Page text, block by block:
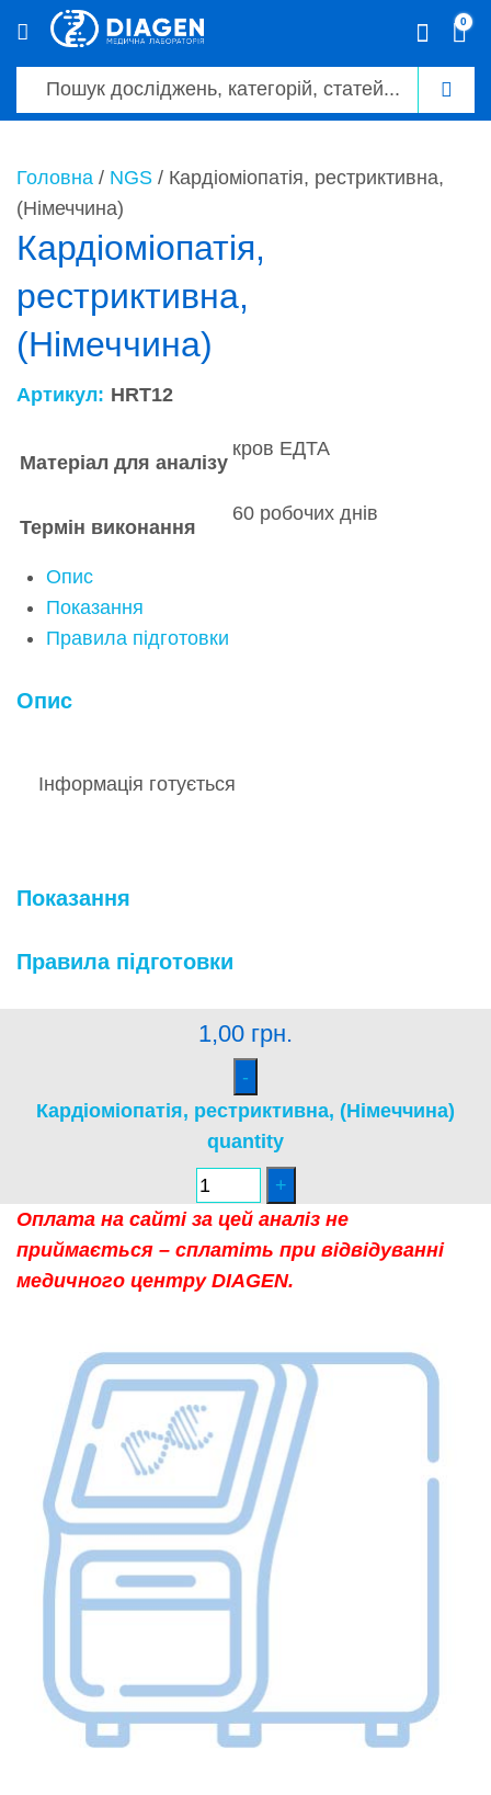
0
Головна / NGS / Кардіоміопатія, рестриктивна,
(Німеччина)
Кардіоміопатія,
рестриктивна,
(Німеччина)
Артикул: HRT12
Матеріал для аналізу
кров ЕДТА
Термін виконання
60 робочих днів
Опис
Показання
Правила підготовки
Опис
Інформація готується
Показання
Правила підготовки
1,00 грн.
Кардіоміопатія, рестриктивна, (Німеччина)
quantity
Оплата на сайті за цей аналіз не
приймається – сплатіть при відвідуванні
медичного центру DIAGEN.